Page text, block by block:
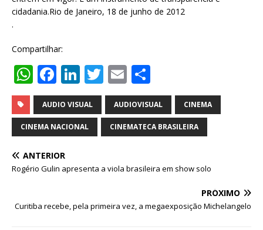
cidadania.Rio de Janeiro, 18 de junho de 2012
.
Compartilhar:
W
h
at
s
A
p
F
a
c
e
b
o
k
Li
n
k
e
n
T
w
it
te
E
m
ai
l
h
ar
e
AUDIO VISUAL AUDIOVISUAL CINEMA
CINEMA NACIONAL CINEMATECA BRASILEIRA
ANTERIOR
Rogério Gulin apresenta a viola brasileira em show solo
PRÓXIMO
Curitiba recebe, pela primeira vez, a megaexposição Michelangelo